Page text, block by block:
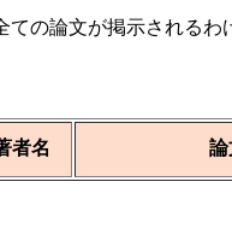
ての論文が掲示されるわ
者名 論